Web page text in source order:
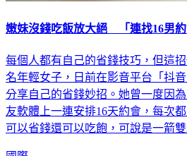
嫩妹沒錢吃飯放大絕 「連找16男
每個人都有自己的省錢技巧，但這
名年輕女子，日前在影音平台「抖
分享自己的省錢妙招。她曾一度因
友軟體上一連安排16天約會，每次
可以省錢還可以吃飽，可說是一箭雙